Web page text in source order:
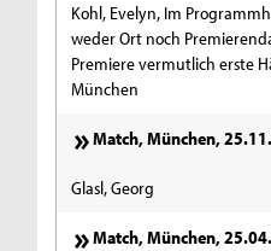
Kohl, Evelyn, Im
weder Ort noch
Premiere vermutlich erste
München
Match, München,
Glasl, Georg
Match, München,